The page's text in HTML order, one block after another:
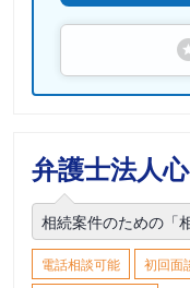
弁護士法人
相続案件のための「
電話相談可能 初回面